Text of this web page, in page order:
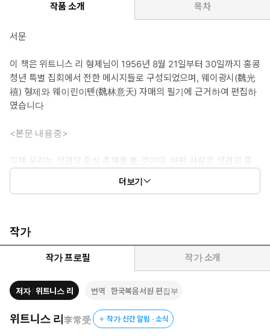
작품 소개 목차
서문
이 책은 위트니스 리 형제님이 1956년 8월 21일부터 30일까지 홍콩
청년 특별 집회에서 전한 메시지들로 구성되었으며, 웨이광시(魏光
禧) 형제와 웨이린이톈(魏林意天) 자매의 필기에 근거하여 편집하
였습니다
<본문 내용중>
이제 우리는 성경의 중심 주제를 볼 것이다. 어떤 사람은 성경의 중
심이 하나님이라고 말하고 어떤 사람은 그리스도라고 말하는데, 나
는 성경의 중심은 바로 사람이라고 말하고 싶다. 나는 여기에서 특별
만, 그분은 사람과 많은 관련이 있으시다. 그리스도는 하나님께서 사
람이 되신 분이시며, 하나님이시자 사람이시고, 하나님과 사람이 하
나 된 분이시며, 하나님께서 사람과 연합되신 분이시다. 그리스도에
게서 우리는 하나님을 보고 또 사람을 본다. 우리는 그리스도를 볼
때, 사람 안에서 확대되신 하나님을 본다. 그렇기 때문에 그리스도만
성경의 중심이 아니라 사람도 성경의 중심이다
더보기
작가
작가 프로필 작가 소개
저자 위트니스 리 번역 한국복음서원 편집부
위트니스 리李常受 작가 신간 알림 · 소식